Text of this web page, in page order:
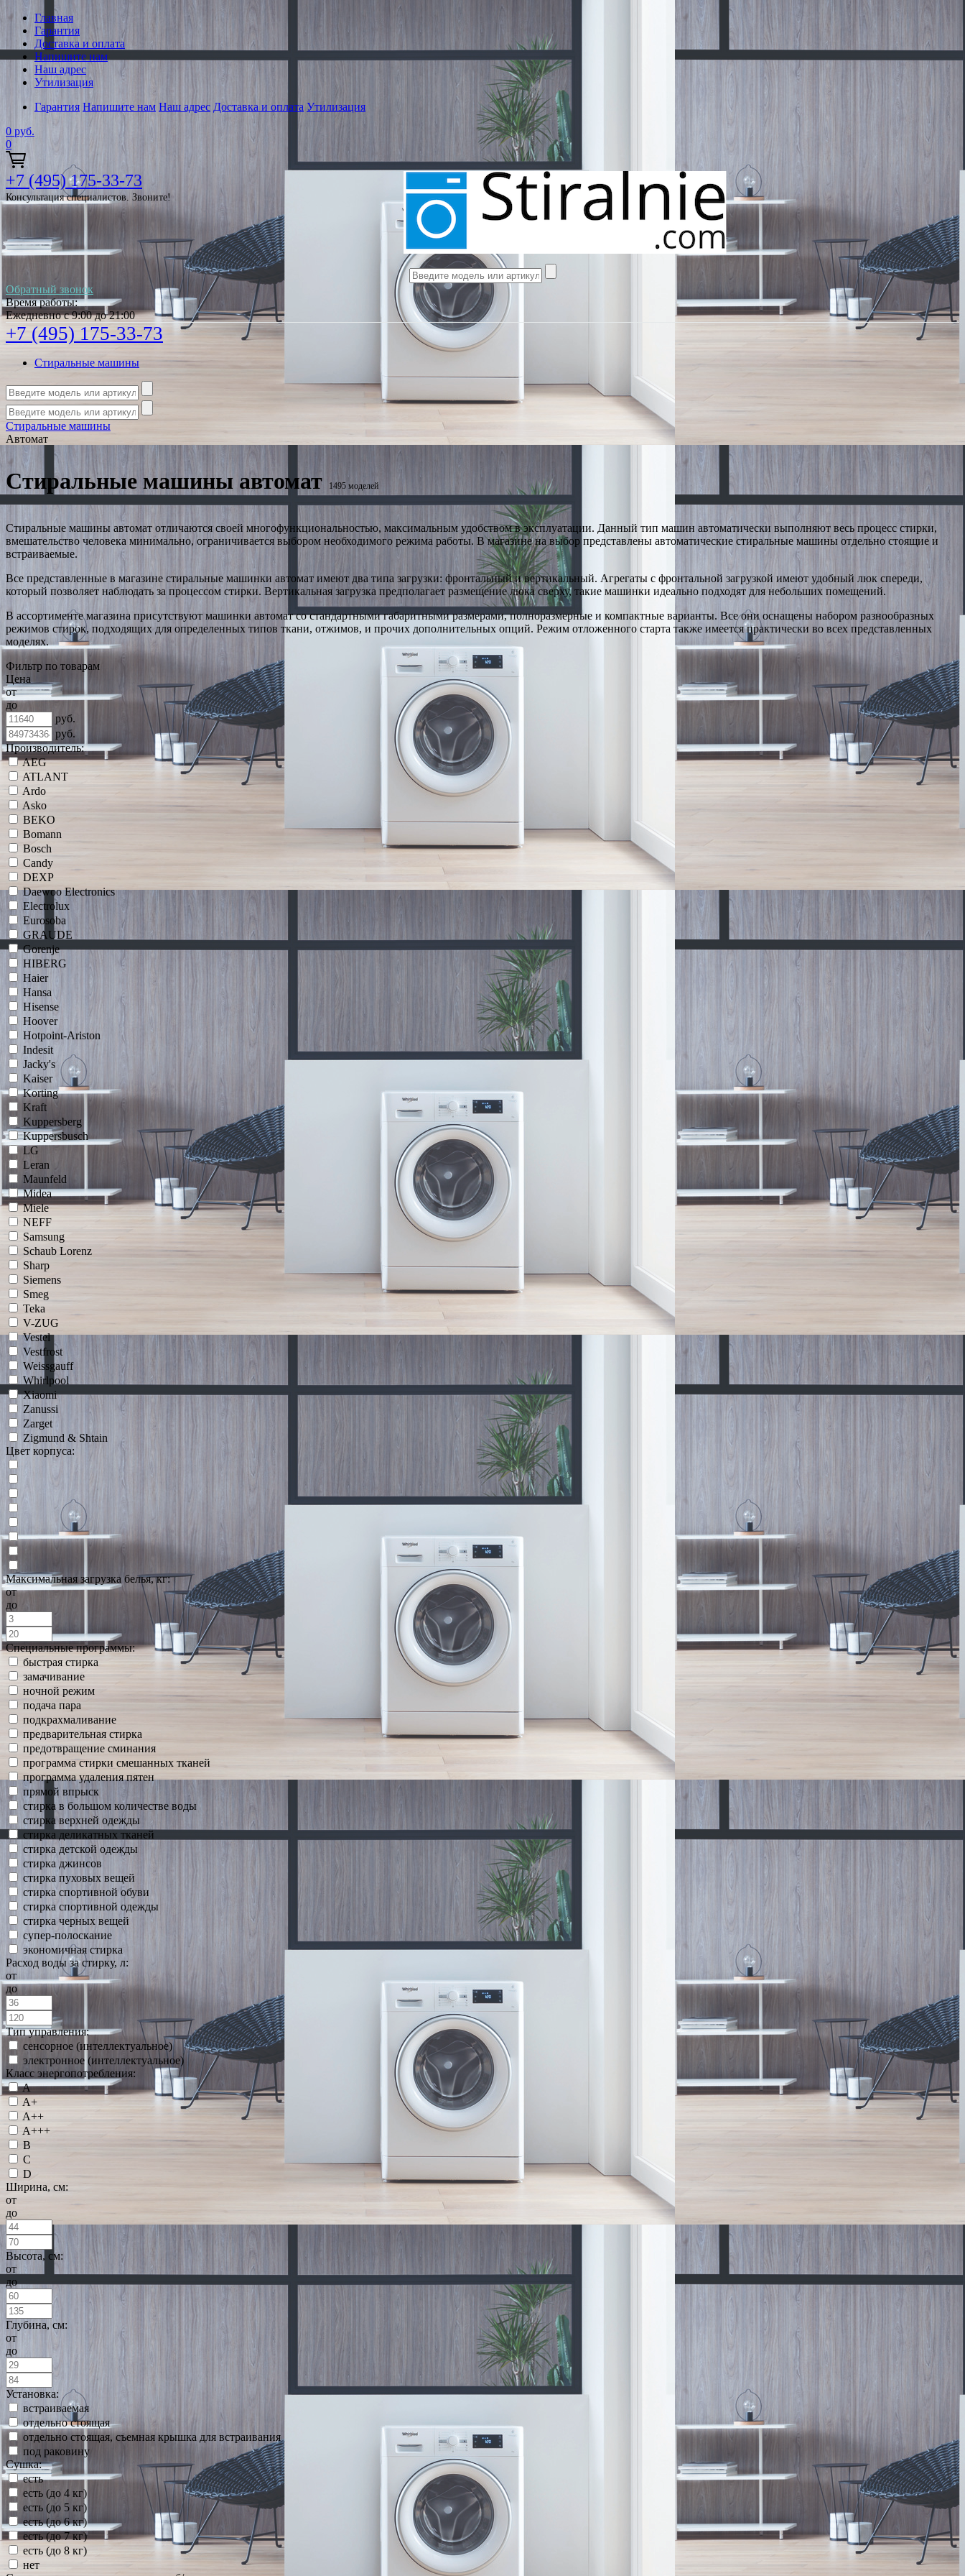
Главная
Гарантия
Доставка и оплата
Напишите нам
Наш адрес
Утилизация
Гарантия Напишите нам Наш адрес Доставка и оплата Утилизация
0 руб.
0
+7 (495) 175-33-73
Консультация специалистов. Звоните!
Обратный звонок
Время работы:
Ежедневно с 9:00 до 21:00
+7 (495) 175-33-73
Стиральные машины
Стиральные машины
Автомат
Стиральные машины автомат 1495 моделей
Стиральные машины автомат отличаются своей многофункциональностью, максимальным удобством в эксплуатации. Данный тип машин автоматически выполняют весь процесс стирки,
вмешательство человека минимально, ограничивается выбором необходимого режима работы. В магазине на выбор представлены автоматические стиральные машины отдельно стоящие и
встраиваемые.
Все представленные в магазине стиральные машинки автомат имеют два типа загрузки: фронтальный и вертикальный. Агрегаты с фронтальной загрузкой имеют удобный люк спереди,
который позволяет наблюдать за процессом стирки. Вертикальная загрузка предполагает размещение люка сверху, такие машинки идеально подходят для небольших помещений.
В ассортименте магазина присутствуют машинки автомат со стандартными габаритными размерами, полноразмерные и компактные варианты. Все они оснащены набором разнообразных
режимов стирок, подходящих для определенных типов ткани, отжимов, и прочих дополнительных опций. Режим отложенного старта также имеется практически во всех представленных
моделях.
Фильтр по товарам
Цена
от
до
руб.
руб.
Производитель:
AEG
ATLANT
Ardo
Asko
BEKO
Bomann
Bosch
Candy
DEXP
Daewoo Electronics
Electrolux
Eurosoba
GRAUDE
Gorenje
HIBERG
Haier
Hansa
Hisense
Hoover
Hotpoint-Ariston
Indesit
Jacky's
Kaiser
Korting
Kraft
Kuppersberg
Kuppersbusch
LG
Leran
Maunfeld
Midea
Miele
NEFF
Samsung
Schaub Lorenz
Sharp
Siemens
Smeg
Teka
V-ZUG
Vestel
Vestfrost
Weissgauff
Whirlpool
Xiaomi
Zanussi
Zarget
Zigmund & Shtain
Цвет корпуса:
Максимальная загрузка белья, кг:
от
до
Специальные программы:
быстрая стирка
замачивание
ночной режим
подача пара
подкрахмаливание
предварительная стирка
предотвращение сминания
программа стирки смешанных тканей
программа удаления пятен
прямой впрыск
стирка в большом количестве воды
стирка верхней одежды
стирка деликатных тканей
стирка детской одежды
стирка джинсов
стирка пуховых вещей
стирка спортивной обуви
стирка спортивной одежды
стирка черных вещей
супер-полоскание
экономичная стирка
Расход воды за стирку, л:
от
до
Тип управления:
сенсорное (интеллектуальное)
электронное (интеллектуальное)
Класс энергопотребления:
A
A+
A++
A+++
B
C
D
Ширина, см:
от
до
Высота, см:
от
до
Глубина, см:
от
до
Установка:
встраиваемая
отдельно стоящая
отдельно стоящая, съемная крышка для встраивания
под раковину
Сушка:
есть
есть (до 4 кг)
есть (до 5 кг)
есть (до 6 кг)
есть (до 7 кг)
есть (до 8 кг)
нет